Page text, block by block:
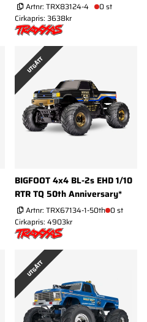
Artnr: TRX83124-4
0 st
Cirkapris: 3638kr
UTGÅTT
BIGFOOT 4x4 BL-2s EHD 1/10
RTR TQ 50th Anniversary*
Artnr: TRX67134-1-50th 0 st
Cirkapris: 4903kr
UTGÅTT